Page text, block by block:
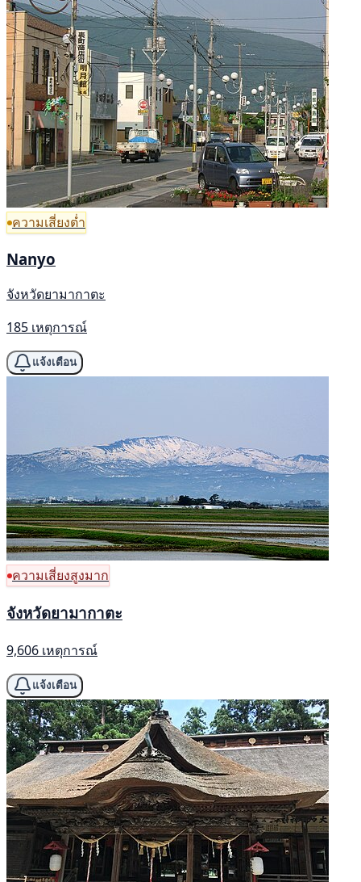
ความเสี่ยงต่ำ
Nanyo
จังหวัดยามากาตะ
185 เหตุการณ์
แจ้งเตือน
ความเสี่ยงสูงมาก
จังหวัดยามากาตะ
9,606 เหตุการณ์
แจ้งเตือน